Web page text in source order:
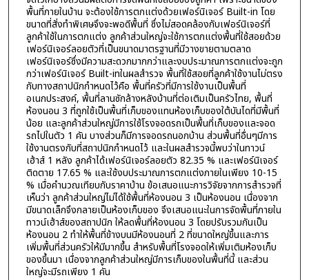
พื้นที่ภายในบ้าน จะต้องใช้การตกแต่งด้วยเฟอร์นิเจอร์ Built-in โดย
ขนาดที่สั่งทำพิเศษจึงจะพอดีพื้นที่ ซึ่งไม่สอดคล้องกับเฟอร์นิเจอร์ที่
ลูกค้าใช้ในการตกแต่ง ลูกค้าส่วนใหญ่จะใช้การตกแต่งพื้นที่ใช้สอยด้วย
เฟอร์นิเจอร์ลอยตัวที่เป็นขนาดมาตรฐานที่มีวางขายตามตลาด
เฟอร์นิเจอร์ซึ่งมีความสะดวกมากกว่าและงบประมาณการตกแต่งจะถูก
กว่าเฟอร์นิเจอร์ Built-inในผลสำรวจ พื้นที่ใช้สอยที่ลูกค้าใช้งานไม่ตรง
กับทางสถาปนิกกำหนดไว้คือ พื้นที่ครัวที่มีการใช้งานเป็นพื้นที่
อเนกประสงค์, พื้นที่ลานซักล้างหลังบ้านที่ต่อเติมเป็นครัวไทย, พื้นที่
ห้องนอน 3 ที่ถูกใช้เป็นพื้นที่เก็บของแทนห้องเก็บของใต้บันไดที่มีพื้นที่
น้อย และลูกค้าส่วนใหญ่มีการใช้โรงจอดรถเป็นพื้นที่เก็บของและจอด
รถไปในตัว 1 คัน บางส่วนก็มีการจอดรถนอกบ้าน ส่วนพื้นที่อื่นๆมีการ
ใช้งานตรงกับที่สถาปนิกกำหนดไว้ และในผลสำรวจนี้พบว่าในทาวน์
เฮ้าส์ 1 หลัง ลูกค้าได้เฟอร์นิเจอร์ลอยตัว 82.35 % และเฟอร์นิเจอร์
ติดตาย 17.65 % และใช้งบประมาณการตกแต่งภายในเพียง 10-15
% เมื่อคำนวณเทียบกับราคาบ้าน ข้อเสนอแนะการวิจัยจากการสำรวจที่
เห็นว่า ลูกค้าส่วนใหญ่ไม่ได้ใช้พื้นที่ห้องนอน 3 เป็นห้องนอน เนื่องจาก
มีขนาดเล็กจึงกลายเป็นห้องเก็บของ จึงเสนอแนะในการจัดพื้นที่ภายใน
ทาวน์เฮ้าส์ของสถาปนิก ให้ลดพื้นที่ห้องนอน 3 โดยปรับรวมกันเป็น
ห้องนอน 2 ทำให้พื้นที่ข้างบนมีห้องนอนที่ 2 ที่ขนาดใหญ่ขึ้นและการ
เพิ่มพื้นที่ส่วนครัวให้มีมากขึ้น สำหรับพื้นที่โรงจอดให้เพิ่มเติมห้องเก็บ
ของขึ้นมา เนื่องจากลูกค้าส่วนใหญ่มีการเก็บของในพื้นที่นี้ และส่วน
ใหญ่จะมีรถเพียง 1 คัน